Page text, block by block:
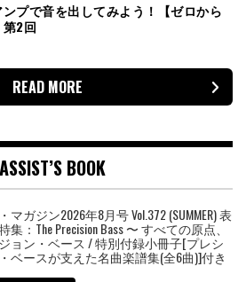
プで音を出してみよう！【ゼロから
2回
READ MORE
BOOK
マガジン2026年8月号 Vol.372 (SUMMER) 表
集：The Precision Bass 〜 すべての原点、
ョン・ベース / 特別付録小冊子[プレシ
ベースが支えた名曲楽譜集(全6曲)]付き